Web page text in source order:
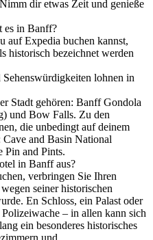
dir etwas Zeit und genieße
es in Banff?
auf Expedia buchen kannst,
historisch bezeichnet werden
lohnen in
Stadt gehören: Banff Gondola
und Bow Falls. Zu den
die unbedingt auf deinem
Cave and Basin National
and Pints.
in Banff aus?
verbringen Sie Ihren
seiner historischen
En Schloss, ein Palast oder
– in allen kann sich
ein besonderes historisches
und